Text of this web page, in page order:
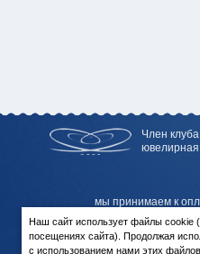
Член
ювелирная
мы принимаем к
Наш сайт использует файлы
посещениях сайта). Продолжая
с использованием нами этих